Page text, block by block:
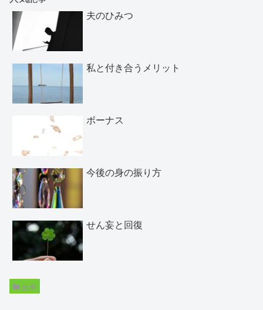
夫のひみつ
私と付き合うメリット
ボーナス
今後の身の振り方
せん妄と回復
仕事